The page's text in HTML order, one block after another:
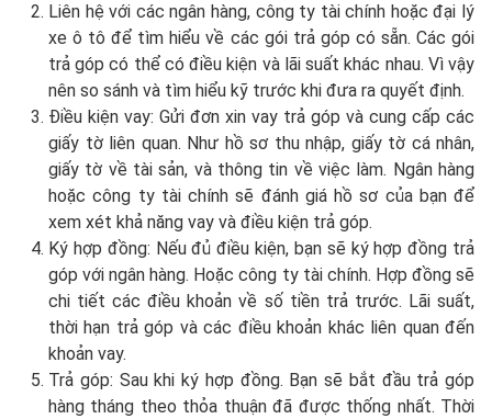
Liên hệ với các ngân hàng, công ty tài chính hoặc đại lý
xe ô tô để tìm hiểu về các gói trả góp có sẵn. Các gói
trả góp có thể có điều kiện và lãi suất khác nhau. Vì vậy
nên so sánh và tìm hiểu kỹ trước khi đưa ra quyết định.
Điều kiện vay: Gửi đơn xin vay trả góp và cung cấp các
giấy tờ liên quan. Như hồ sơ thu nhập, giấy tờ cá nhân,
giấy tờ về tài sản, và thông tin về việc làm. Ngân hàng
hoặc công ty tài chính sẽ đánh giá hồ sơ của bạn để
xem xét khả năng vay và điều kiện trả góp.
Ký hợp đồng: Nếu đủ điều kiện, bạn sẽ ký hợp đồng trả
góp với ngân hàng. Hoặc công ty tài chính. Hợp đồng sẽ
chi tiết các điều khoản về số tiền trả trước. Lãi suất,
thời hạn trả góp và các điều khoản khác liên quan đến
khoản vay.
Trả góp: Sau khi ký hợp đồng. Bạn sẽ bắt đầu trả góp
hàng tháng theo thỏa thuận đã được thống nhất. Thời